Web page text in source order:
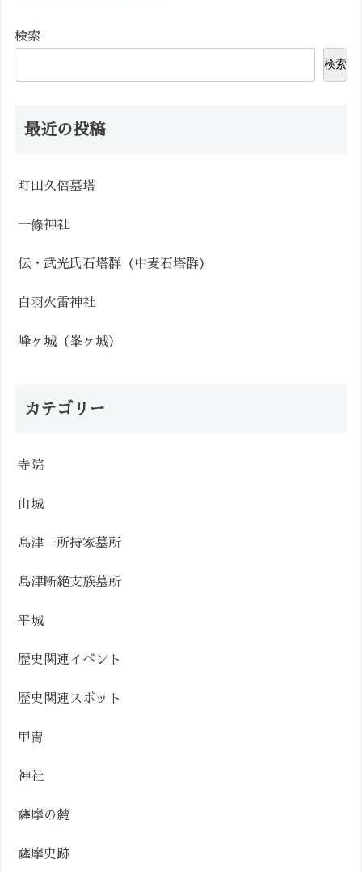
検索
検索
最近の投稿
町田久倍墓塔
一條神社
伝・武光氏石塔群（中麦石塔群）
白羽火雷神社
峰ヶ城（峯ヶ城）
カテゴリー
寺院
山城
島津一所持家墓所
島津断絶支族墓所
平城
歴史関連イベント
歴史関連スポット
甲冑
神社
薩摩の麓
薩摩史跡